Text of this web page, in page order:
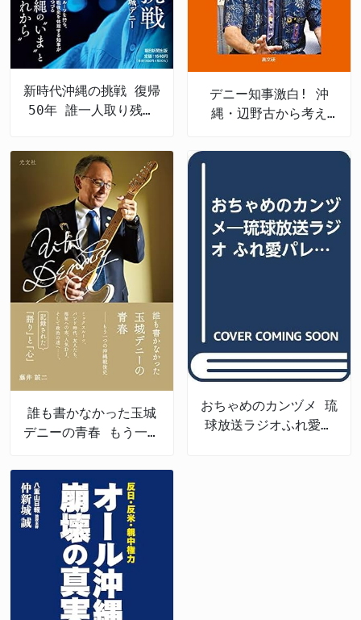
新時代沖縄の挑戦 復帰
50年 誰一人取り残さ
デニー知事激白! 沖
縄・辺野古から考え
誰も書かなかった玉城
デニーの青春 もう一つ
おちゃめのカンヅメ 琉
球放送ラジオふれ愛パ